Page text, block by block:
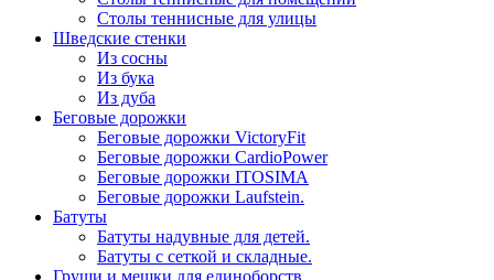
Столы теннисные для улицы
Шведские стенки
Из сосны
Из бука
Из дуба
Беговые дорожки
Беговые дорожки VictoryFit
Беговые дорожки CardioPower
Беговые дорожки ITOSIMA
Беговые дорожки Laufstein.
Батуты
Батуты надувные для детей.
Батуты с сеткой и складные.
Груши и мешки для единоборств